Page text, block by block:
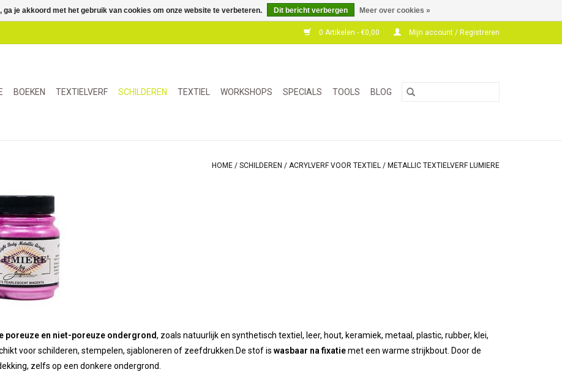
0 Artikelen - €0,00 Mijn account / Registreren
BOEKEN TEXTIELVERF SCHILDEREN TEXTIEL WORKSHOPS SPECIALS TOOLS BLOG
HOME / SCHILDEREN / ACRYLVERF VOOR TEXTIEL / METALLIC TEXTIELVERF LUMIERE
poreuze en niet-poreuze ondergrond, zoals natuurlijk en synthetisch textiel, leer, hout, keramiek, metaal, plastic, rubber, klei,
voor schilderen, stempelen, sjabloneren of zeefdrukken.De stof is wasbaar na fixatiemet een warme strijkbout. Door de
zelfs op een donkere ondergrond.
ga je akkoord met het gebruik van cookies om onze website te verbeteren. Dit bericht verbergen Meer over cookies »